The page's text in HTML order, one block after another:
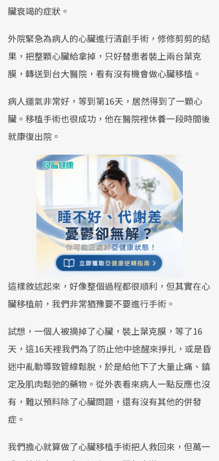
臟衰竭的症狀。
外院緊急為病人的心臟進行清創手術，修修剪剪的結
果，把整顆心臟給拿掉，只好替患者裝上兩台葉克
膜，轉送到台大醫院，看有沒有機會做心臟移植。
病人運氣非常好，等到第16天，居然得到了一顆心
臟。移植手術也很成功，他在醫院裡休養一段時間後
就康復出院。
這樣敘述起來，好像整個過程都很順利，但其實在心
臟移植前，我們非常猶豫要不要進行手術。
試想，一個人被摘掉了心臟，裝上葉克膜，等了16
天，這16天裡我們為了防止他中途醒來掙扎，或是昏
迷中亂動導致管線鬆脫，於是給他下了大量止痛、鎮
定及肌肉鬆弛的藥物。從外表看來病人一點反應也沒
有，難以預料除了心臟問題，還有沒有其他的併發
症。
我們擔心就算做了心臟移植手術把人救回來，但萬一